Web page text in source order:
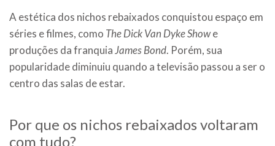
A estética dos nichos rebaixados conquistou espaço em
séries e filmes, como The Dick Van Dyke Showe
produções da franquiaJames Bond. Porém, sua
popularidade diminuiu quando a televisão passou a ser o
centro das salas de estar.
Por que os nichos rebaixados voltaram
com tudo?